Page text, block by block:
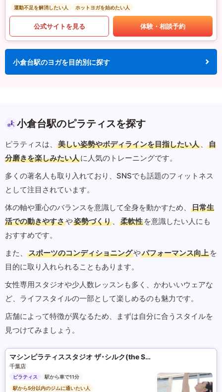
運動不足を解消したい人 ホットヨガを始めたい人
公式サイトを見る 体験・相談予約
小倉台駅のヨガを目的別に探す
小倉台駅のピラティスを探す
ピラティスは、 美しい姿勢やボディラインを目指したい人 、
自
分磨きを楽しみたい人に人気のトレーニングです。
多くの著名人も取り入れており、SNSでも話題のフィットネス
として注目されています。
体の軸や重心のバランスを意識して全身を動かすため、
日常生
活での動きやすさや姿勢づくり 、 柔軟性 を意識したい人にも
おすすめです。
また、
スポーツのコンディショニングやパフォーマンス向上 を
目的に取り入れられることもあります。
女性専用スタジオや少人数レッスンも多く、かわいいウェアな
ど、ライフスタイルの一部として楽しめるのも魅力です。
店舗によって特徴が異なるため、まずは自分に合うスタイルを
見つけてみましょう。
マシンピラティススタジオ ザ･シルク(the SILK)
千葉店
ピラティス
駅から車で11分
駅から5分以内のジムに通いたい人